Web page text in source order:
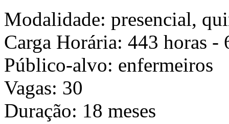
Modalidade: presencial,
Carga Horária: 443 horas -
Público-alvo: enfermeiros
Vagas: 30
Duração: 18 meses